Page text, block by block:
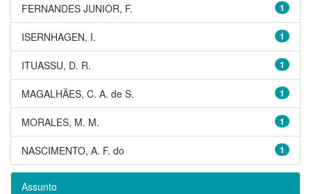
1
FERNANDES JUNIOR, F.
1
ISERNHAGEN, I.
1
ITUASSU, D. R.
1
MAGALHÃES, C. A. de S.
1
MORALES, M. M.
1
NASCIMENTO, A. F. do
Assunto